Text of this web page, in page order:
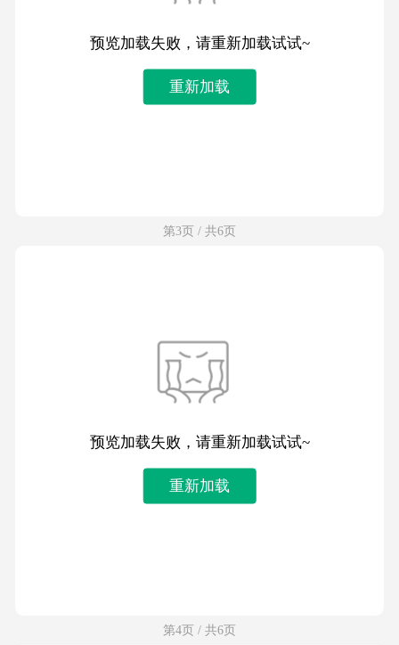
预览加载失败，请重新加载试试~
重新加载
第3页 / 共6页
预览加载失败，请重新加载试试~
重新加载
第4页 / 共6页